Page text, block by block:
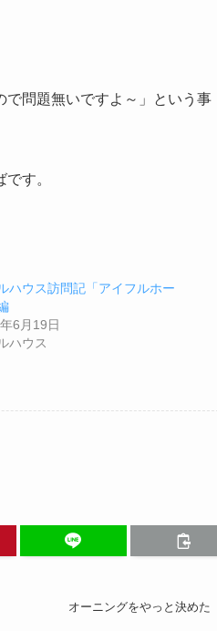
で問題無いですよ～」という事
す。
ハウス訪問記「アイフルホー
6月19日
ハウス
オーニングをやっと決めた